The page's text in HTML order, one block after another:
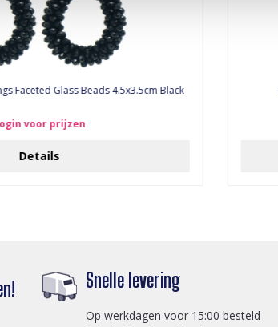
E007-001 Earrings Faceted Glass Beads 4.5x3.5cm Black
voor prijzen
Details
Snelle levering
Op werkdagen voor 15:00 besteld